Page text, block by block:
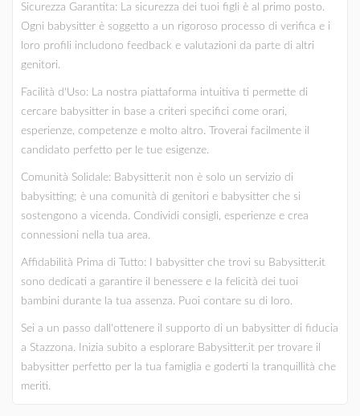
Sicurezza Garantita: La sicurezza dei tuoi figli è al primo posto.
Ogni babysitter è soggetto a un rigoroso processo di verifica e i
loro profili includono feedback e valutazioni da parte di altri
genitori.
Facilità d'Uso: La nostra piattaforma intuitiva ti permette di
cercare babysitter in base a criteri specifici come orari,
esperienze, competenze e molto altro. Troverai facilmente il
candidato perfetto per le tue esigenze.
Comunità Solidale: Babysitter.it non è solo un servizio di
babysitting; è una comunità di genitori e babysitter che si
sostengono a vicenda. Condividi consigli, esperienze e crea
connessioni nella tua area.
Affidabilità Prima di Tutto: I babysitter che trovi su Babysitter.it
sono dedicati a garantire il benessere e la felicità dei tuoi
bambini durante la tua assenza. Puoi contare su di loro.
Sei a un passo dall'ottenere il supporto di un babysitter di fiducia
a Stazzona. Inizia subito a esplorare Babysitter.it per trovare il
babysitter perfetto per la tua famiglia e goderti la tranquillità che
meriti.